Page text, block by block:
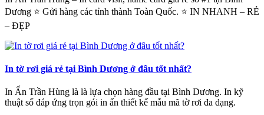
Dương ⭐ Gửi hàng các tỉnh thành Toàn Quốc. ⭐ IN NHANH – RẺ
– ĐẸP
In tờ rơi giá rẻ tại Bình Dương ở đâu tốt nhất?
In Ấn Trần Hùng là là lựa chọn hàng đầu tại Bình Dương. In kỹ
thuật số đáp ứng trọn gói in ấn thiết kế mẫu mã tờ rơi đa dạng.